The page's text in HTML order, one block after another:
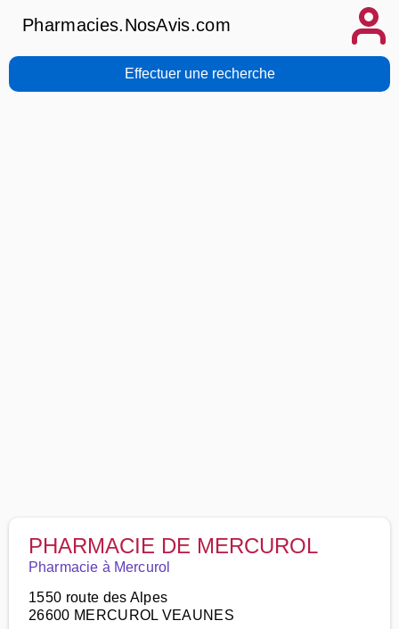
Pharmacies.NosAvis.com
Effectuer une recherche
PHARMACIE DE MERCUROL
Pharmacie à Mercurol
1550 route des Alpes
26600 MERCUROL VEAUNES